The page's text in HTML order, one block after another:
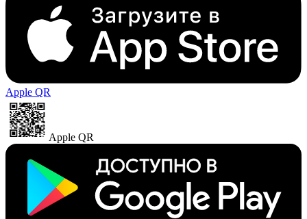
Apple QR
Apple QR